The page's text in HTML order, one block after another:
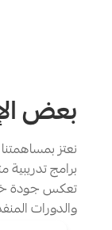
بعض
نعتز
برامج تدريبية
تعكس جودة
والدورات